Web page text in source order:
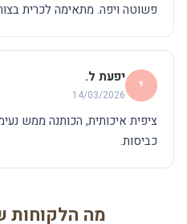
פשוטה ויפה. מתאימה לכרית
י יפעת ל.
14/03/2026
ציפית איכותית, הכותנה ממש
כביסות.
מה הלקוחות